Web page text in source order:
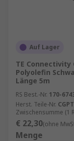
Auf Lager
TE Connectivity
Polyolefin
Länge 5m
RS Best.-Nr. 170-
Herst. Teile-Nr.
Zwischensumme (1
€ 22,30(ohne
Menge